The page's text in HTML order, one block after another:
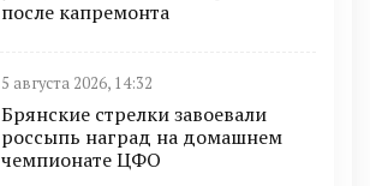
после капремонта
5 августа 2026, 14:32
Брянские стрелки завоевали
россыпь наград на домашнем
чемпионате ЦФО